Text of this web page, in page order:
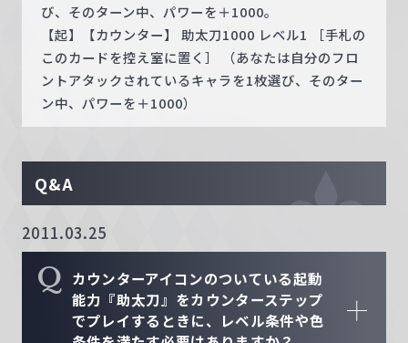
び、そのターン中、パワーを＋1000。
【起】【カウンター】 助太刀1000 レベル1 ［手札の
このカードを控え室に置く］ （あなたは自分のフロ
ントアタックされているキャラを1枚選び、そのター
ン中、パワーを＋1000）
Q&A
2011.03.25
Q カウンターアイコンのついている起動
能力『助太刀』をカウンターステップ
でプレイするときに、レベル条件や色